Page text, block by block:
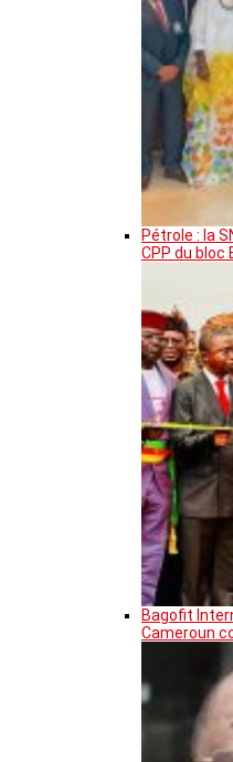
Pétrole : la
CPP du bloc
Bagofit
Cameroun